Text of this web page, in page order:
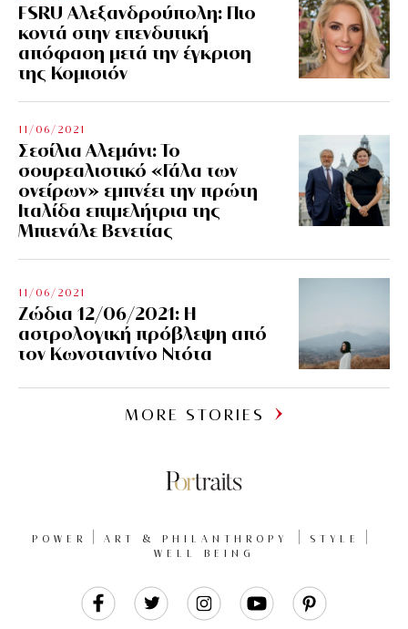
FSRU Αλεξανδρούπολη: Πιο
κοντά στην επενδυτική
απόφαση μετά την έγκριση
της Κομισιόν
11/06/2021
Σεσίλια Αλεμάνι: Το
σουρεαλιστικό «Γάλα των
ονείρων» εμπνέει την πρώτη
Ιταλίδα επιμελήτρια της
Μπιενάλε Βενετίας
11/06/2021
Ζώδια 12/06/2021: Η
αστρολογική πρόβλεψη από
τον Κωνσταντίνο Ντότα
MORE STORIES
POWER ART & PHILANTHROPY
STYLE
WELL BEING